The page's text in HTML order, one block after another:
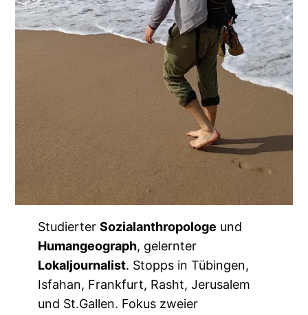
Studierter Sozialanthropologe und
Humangeograph, gelernter
Lokaljournalist. Stopps in Tübingen,
Isfahan, Frankfurt, Rasht, Jerusalem
und St.Gallen. Fokus zweier